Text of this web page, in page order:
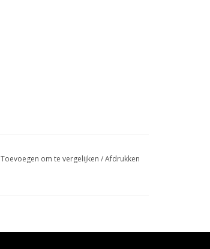
Toevoegen om te vergelijken /Afdrukken